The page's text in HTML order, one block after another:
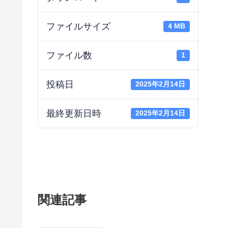
ファイルサイズ 4 MB
ファイル数 1
投稿日 2025年2月14日
最終更新日時 2025年2月14日
関連記事